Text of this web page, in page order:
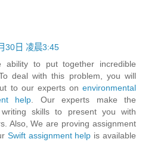
30日 凌晨3:45
ability to put together incredible
deal with this problem, you will
to our experts on environmental
help . Our experts make the
skills to present you with
Also, We are proving assignment
Swift assignment help is available